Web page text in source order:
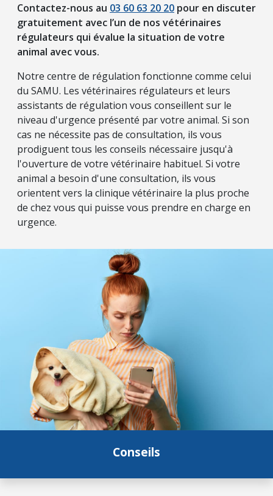
Contactez-nous au 03 60 63 20 20 pour en discuter
gratuitement avec l’un de nos vétérinaires
régulateurs qui évalue la situation de votre
animal avec vous.
Notre centre de régulation fonctionne comme celui
du SAMU. Les vétérinaires régulateurs et leurs
assistants de régulation vous conseillent sur le
niveau d'urgence présenté par votre animal. Si son
cas ne nécessite pas de consultation, ils vous
prodiguent tous les conseils nécessaire jusqu'à
l'ouverture de votre vétérinaire habituel. Si votre
animal a besoin d'une consultation, ils vous
orientent vers la clinique vétérinaire la plus proche
de chez vous qui puisse vous prendre en charge en
urgence.
Conseils